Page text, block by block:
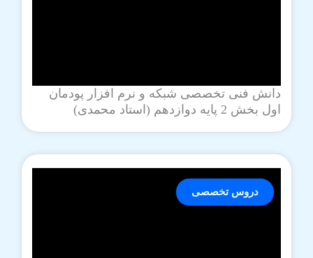
دانش فنی تخصصی شبکه و نرم افزار پودمان
اول بخش 2 پایه دوازدهم (استاد محمدی)
دروس تخصصی